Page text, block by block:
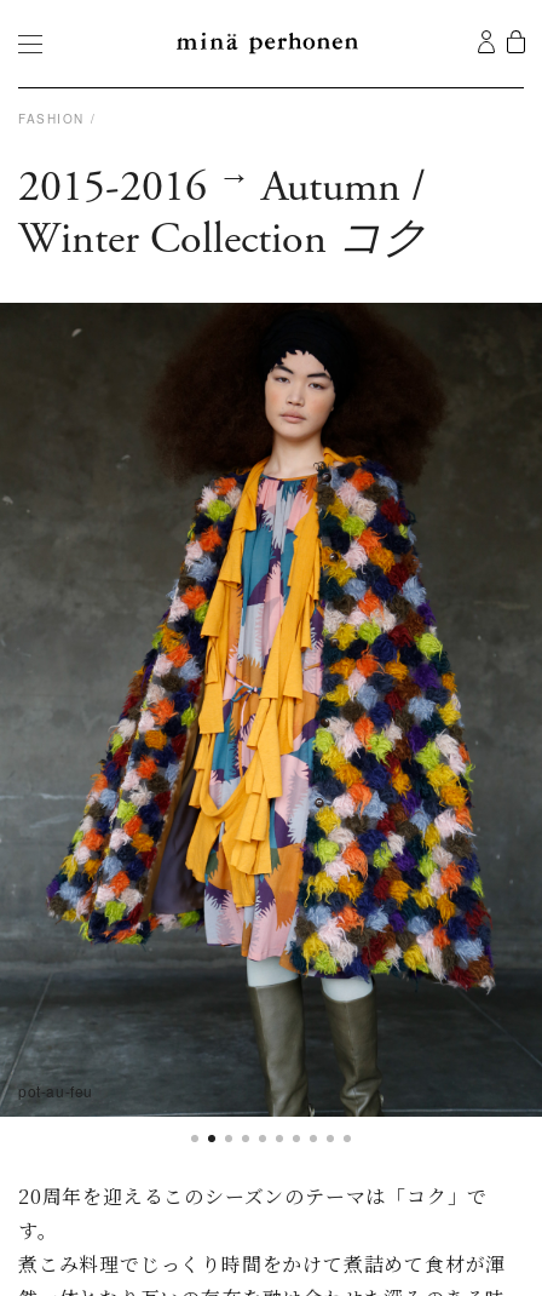
FASHION
2015-2016 → Autumn /
Winter Collection コク
pot-au-feu
20周年を迎えるこのシーズンのテーマは「コク」で
す。
煮こみ料理でじっくり時間をかけて煮詰めて食材が渾